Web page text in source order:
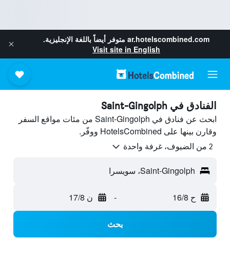
ar.hotelscombined.com متوفر أيضاً باللغة الإنجليزية.
Visit site in English
الفنادق في Saint-Gingolph
ابحث عن فنادق في Saint-Gingolph من مئات مواقع السفر
وقارن بينها على HotelsCombined ووفّر.
2 من الضيوف، غرفة واحدة
Saint-Gingolph، سويسرا
ح 16/8 - ن 17/8
بحث